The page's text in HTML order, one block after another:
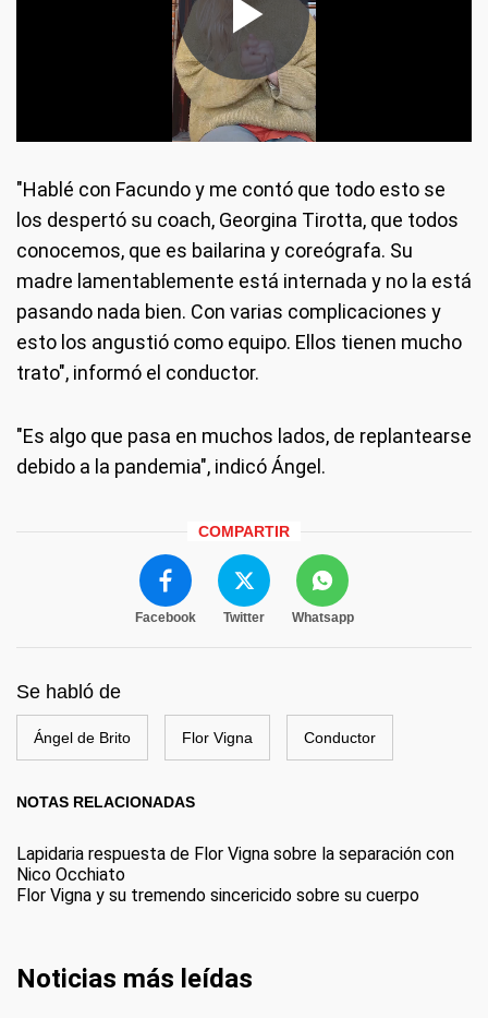
"Hablé con Facundo y me contó que todo esto se
los despertó su coach, Georgina Tirotta, que todos
conocemos, que es bailarina y coreógrafa. Su
madre lamentablemente está internada y no la está
pasando nada bien. Con varias complicaciones y
esto los angustió como equipo. Ellos tienen mucho
trato", informó el conductor.
"Es algo que pasa en muchos lados, de replantearse
debido a la pandemia", indicó Ángel.
COMPARTIR
Facebook Twitter Whatsapp
Se habló de
Ángel de Brito Flor Vigna Conductor
NOTAS RELACIONADAS
Lapidaria respuesta de Flor Vigna sobre la separación con
Nico Occhiato
Flor Vigna y su tremendo sincericido sobre su cuerpo
Noticias más leídas